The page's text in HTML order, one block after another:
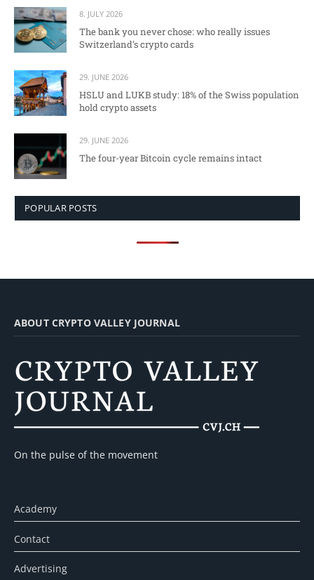
8. JULY 2026
The bank you never chose: who really issues
Switzerland’s crypto cards
29. JUNE 2026
HSLU and LUKB study: 18% of the Swiss population
hold crypto assets
29. JUNE 2026
The four-year Bitcoin cycle remains intact
POPULAR POSTS
ABOUT CRYPTO VALLEY JOURNAL
On the pulse of the movement
Academy
Contact
Advertising